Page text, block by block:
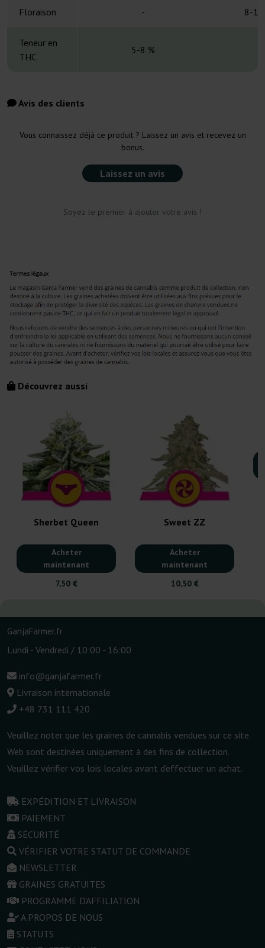
Floraison - 8-10
Teneur en
THC
5-8 %
Avis des clients
Vous connaissez déjà ce produit ? Laissez un avis et recevez un
bonus.
Laissez un avis
Soyez le premier à ajouter votre avis !
Découvrez aussi
Sherbet Queen
Acheter
maintenant
7,50 €
Sweet ZZ
Acheter
maintenant
10,50 €
GanjaFarmer.fr
Lundi - Vendredi / 10:00 - 16:00
info@ganjafarmer.fr
Livraison internationale
+48 731 111 420
Veuillez noter que les graines de cannabis vendues sur ce site
Web sont destinées uniquement à des fins de collection.
Veuillez vérifier vos lois locales avant d'effectuer un achat.
EXPÉDITION ET LIVRAISON
PAIEMENT
SÉCURITÉ
VÉRIFIER VOTRE STATUT DE COMMANDE
NEWSLETTER
GRAINES GRATUITES
PROGRAMME D'AFFILIATION
A PROPOS DE NOUS
STATUTS